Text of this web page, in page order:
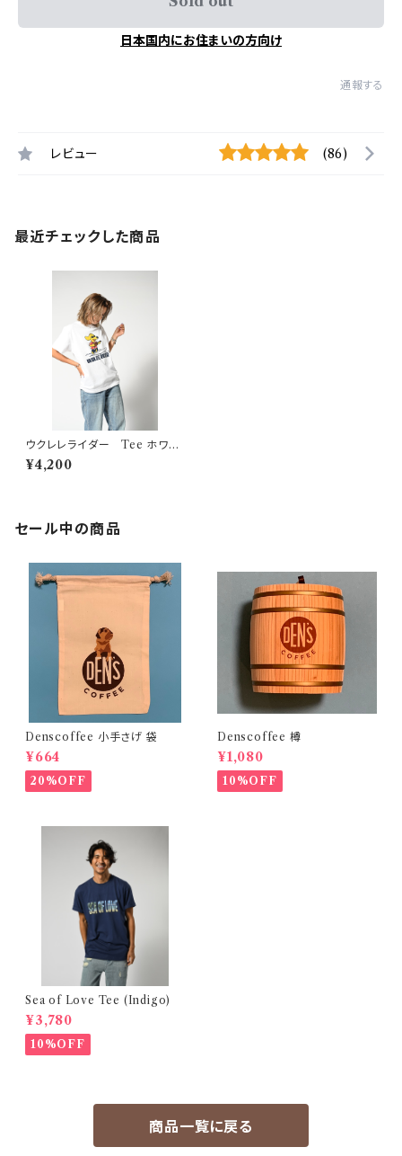
日本国内にお住まいの方向け
通報する
レビュー (86)
最近チェックした商品
ウクレレライダー Tee ホワイ
ト
¥4,200
セール中の商品
Denscoffee 小手さげ 袋
¥664
20%OFF
Denscoffee 樽
¥1,080
10%OFF
Sea of Love Tee (Indigo)
¥3,780
10%OFF
商品一覧に戻る